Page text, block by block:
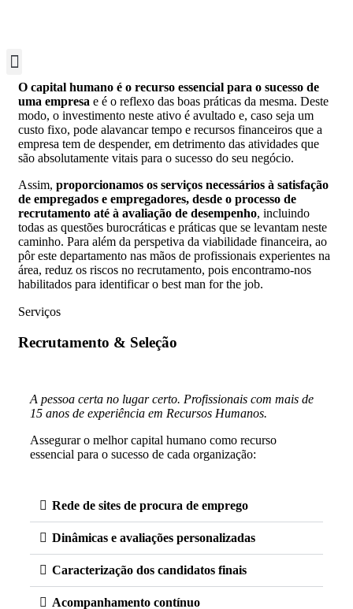
O capital humano é o recurso essencial para o sucesso de
uma empresa e é o reflexo das boas práticas da mesma. Deste
modo, o investimento neste ativo é avultado e, caso seja um
custo fixo, pode alavancar tempo e recursos financeiros que a
empresa tem de despender, em detrimento das atividades que
são absolutamente vitais para o sucesso do seu negócio.
Assim, proporcionamos os serviços necessários à satisfação
de empregados e empregadores, desde o processo de
recrutamento até à avaliação de desempenho, incluindo
todas as questões burocráticas e práticas que se levantam neste
caminho. Para além da perspetiva da viabilidade financeira, ao
pôr este departamento nas mãos de profissionais experientes na
área, reduz os riscos no recrutamento, pois encontramo-nos
habilitados para identificar o best man for the job.
Serviços
Recrutamento ​ & Seleção
A pessoa certa no lugar certo. Profissionais com mais de
15 anos de experiência em Recursos Humanos.
Assegurar o melhor capital humano como recurso
essencial para o sucesso de cada organização:
Rede de sites de procura de emprego
Dinâmicas e avaliações personalizadas
Caracterização dos candidatos finais
Acompanhamento contínuo